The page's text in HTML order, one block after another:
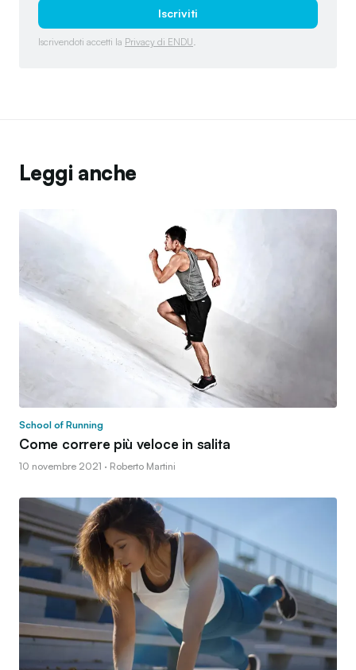
Iscriviti
Iscrivendoti accetti la Privacy di ENDU.
Leggi anche
School of Running
Come correre più veloce in salita
10 novembre 2021 · Roberto Martini